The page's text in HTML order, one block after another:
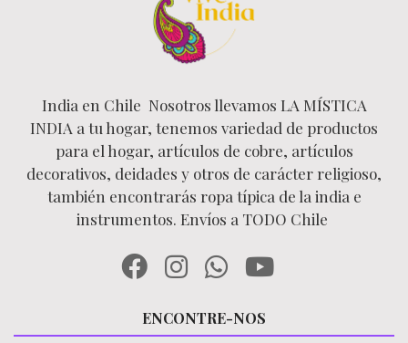
India en Chile Nosotros llevamos LA MÍSTICA
INDIA a tu hogar, tenemos variedad de productos
para el hogar, artículos de cobre, artículos
decorativos, deidades y otros de carácter religioso,
también encontrarás ropa típica de la india e
instrumentos. Envíos a TODO Chile
ENCONTRE-NOS